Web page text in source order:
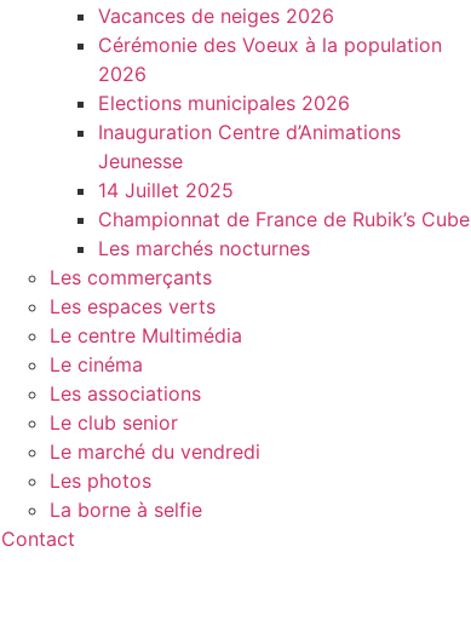
Vacances de neiges 2026
Cérémonie des Voeux à la population
2026
Elections municipales 2026
Inauguration Centre d’Animations
Jeunesse
14 Juillet 2025
Championnat de France de Rubik’s Cube
Les marchés nocturnes
Les commerçants
Les espaces verts
Le centre Multimédia
Le cinéma
Les associations
Le club senior
Le marché du vendredi
Les photos
La borne à selfie
Contact